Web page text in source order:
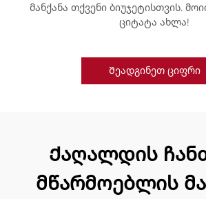
მანქანა თქვენი ბიუჯეტისთვის.
ციტატა ახლა!
Შეადგინეთ ციფრი
Ქაღალდის
მწარმოებლის